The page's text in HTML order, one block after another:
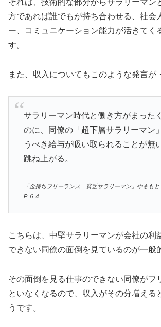
方であれば誰でもが持ち合わせる、社会
ー、コミュニケーション能力が活きてく
す。
また、収入についてもこのような発言が・
サラリーマン時代と働き方がまった
のに、同僚の「超下層サラリーマン
うべき給与が吸い取られることが無
跳ね上がる。
「金持ちフリーランス 貧乏サラリーマン」やまも
P.６４
こちらは、中堅サラリーマンが会社の利
できない同僚の面倒を見ているのが一般
その面倒を見る仕事のできない同僚がフ
といなくなるので、収入がその分増える
うです。